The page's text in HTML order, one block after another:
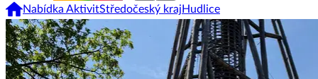
Nabídka AktivitStředočeský kraj Hudlice